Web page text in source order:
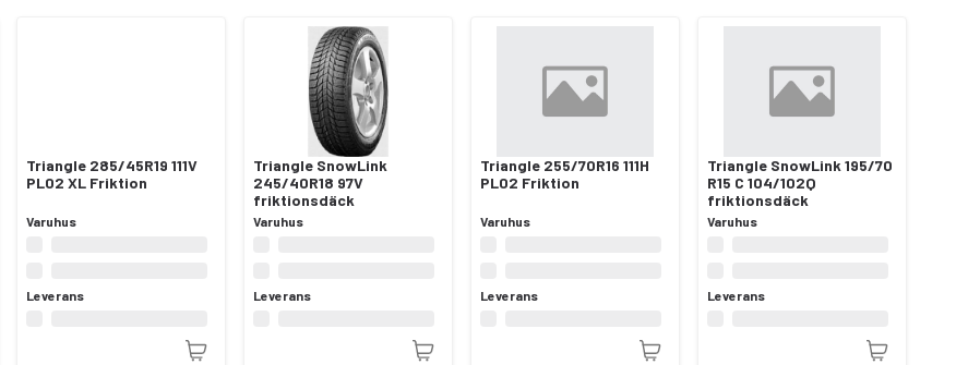
Triangle 285/45R19 111V
PL02 XL Friktion
Varuhus
Leverans
Triangle SnowLink
245/40R18 97V
friktionsdäck
Varuhus
Leverans
Triangle 255/70R16 111H
PL02 Friktion
Varuhus
Leverans
Triangle SnowLink 195/70
R15 C 104/102Q
friktionsdäck
Varuhus
Leverans